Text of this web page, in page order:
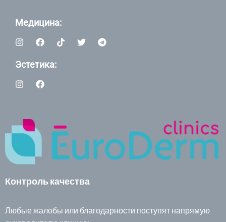
Медицина:
Эстетика:
Контроль качества
Любые жалобы или благодарности поступят напрямую